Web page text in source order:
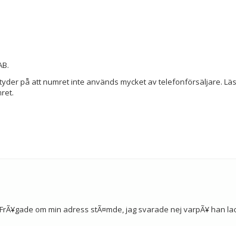
på att numret inte används mycket av telefonförsäljare.
om min adress stÃ¤mde, jag svarade nej varpÃ¥ han